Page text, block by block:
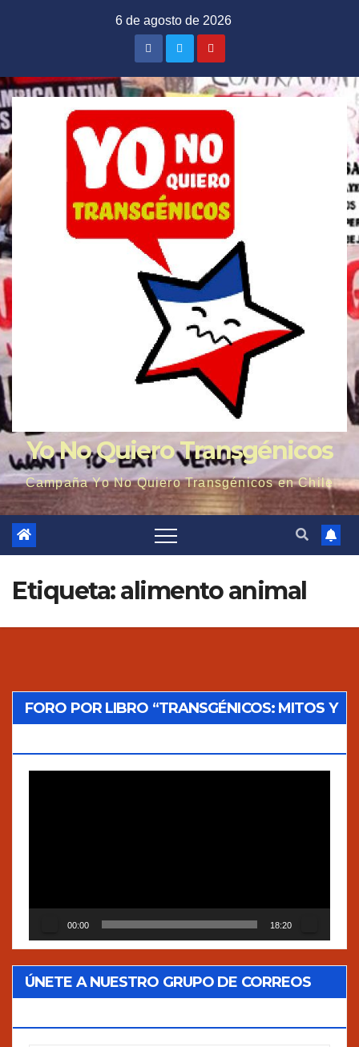
6 de agosto de 2026
Yo No Quiero Transgénicos
Campaña Yo No Quiero Transgénicos en Chile
Etiqueta: alimento animal
FORO POR LIBRO “TRANSGÉNICOS: MITOS Y
00:00 18:20
ÚNETE A NUESTRO GRUPO DE CORREOS